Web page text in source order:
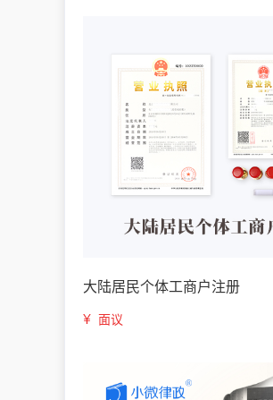
大陆居民个体工商户注册
¥ 面议